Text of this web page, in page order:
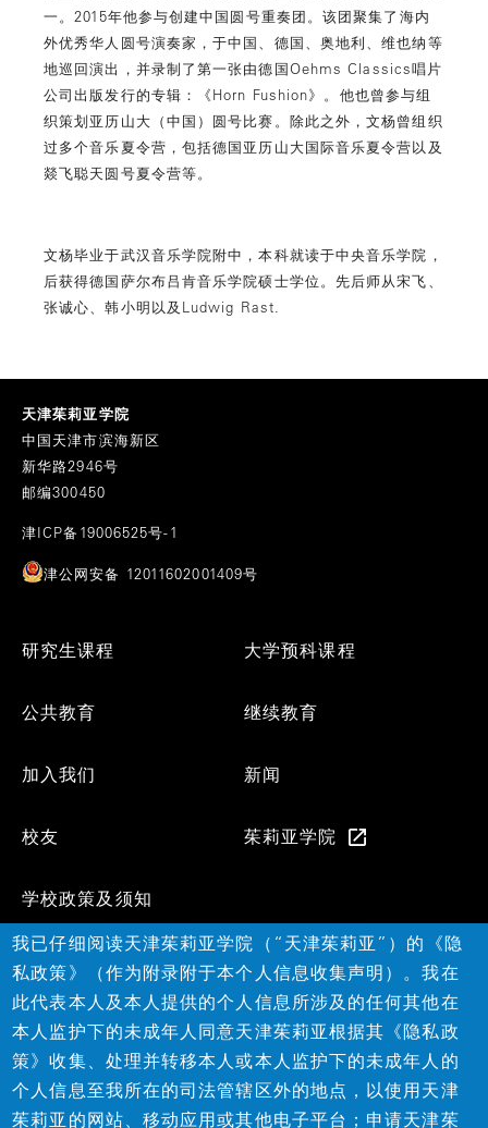
一。2015年他参与创建中国圆号重奏团。该团聚集了海内
外优秀华人圆号演奏家，于中国、德国、奥地利、维也纳等
地巡回演出，并录制了第一张由德国Oehms Classics唱片
公司出版发行的专辑：《Horn Fushion》。他也曾参与组
织策划亚历山大（中国）圆号比赛。除此之外，文杨曾组织
过多个音乐夏令营，包括德国亚历山大国际音乐夏令营以及
燚飞聪天圆号夏令营等。
文杨毕业于武汉音乐学院附中，本科就读于中央音乐学院，
后获得德国萨尔布吕肯音乐学院硕士学位。先后师从宋飞、
张诚心、韩小明以及Ludwig Rast.
天津茱莉亚学院
中国天津市滨海新区
新华路2946号
邮编300450
津ICP备19006525号-1
津公网安备 12011602001409号
Footer
研究生课程 大学预科课程
公共教育 继续教育
加入我们 新闻
校友 茱莉亚学院
学校政策及须知
Social
我已仔细阅读天津茱莉亚学院（“天津茱莉亚”）的《隐
私政策》（作为附录附于本个人信息收集声明）。我在
此代表本人及本人提供的个人信息所涉及的任何其他在
本人监护下的未成年人同意天津茱莉亚根据其《隐私政
策》收集、处理并转移本人或本人监护下的未成年人的
个人信息至我所在的司法管辖区外的地点，以使用天津
茱莉亚的网站、移动应用或其他电子平台；申请天津茱